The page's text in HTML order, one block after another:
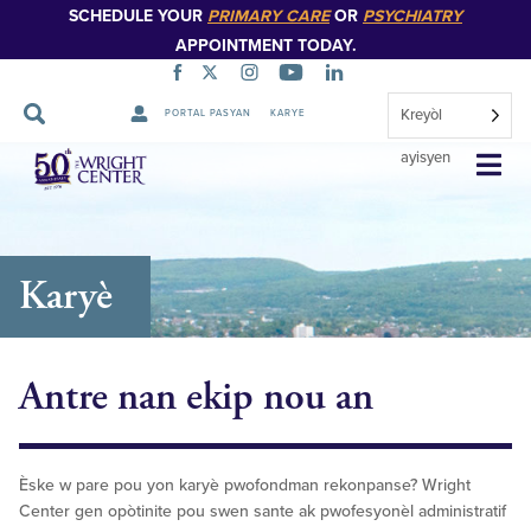
SCHEDULE YOUR PRIMARY CAREOR PSYCHIATRY
APPOINTMENT TODAY.
PORTAL PASYAN KARYE Kreyòl
ayisyen
Sote
Navigasyon
Karyè
Antre nan ekip nou an
Èske w pare pou yon karyè pwofondman rekonpanse? Wright
Center gen opòtinite pou swen sante ak pwofesyonèl administratif